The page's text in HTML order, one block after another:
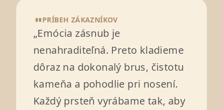
PRÍBEH ZÁKAZNÍKOV
„Emócia zásnub je
nenahraditeľná. Preto kladieme
dôraz na dokonalý brus, čistotu
kameňa a pohodlie pri nosení.
Každý prsteň vyrábame tak, aby